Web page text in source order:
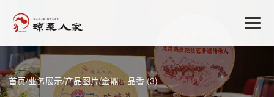
首页/业务展示/产品图片/金鼎一品香 (3)